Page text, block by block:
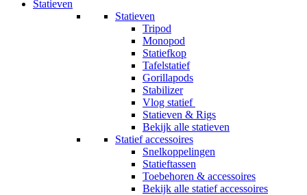
Statieven
Statieven
Tripod
Monopod
Statiefkop
Tafelstatief
Gorillapods
Stabilizer
Vlog statief
Statieven & Rigs
Bekijk alle statieven
Statief accessoires
Snelkoppelingen
Statieftassen
Toebehoren & accessoires
Bekijk alle statief accessoires